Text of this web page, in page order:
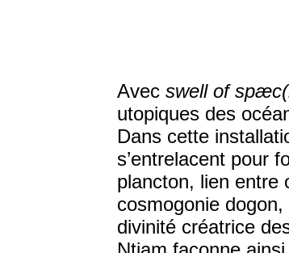
Avecswell of
utopiques des
Dans cette
s’entrelacent pour
plancton, lien entre
cosmogonie
divinité créatrice